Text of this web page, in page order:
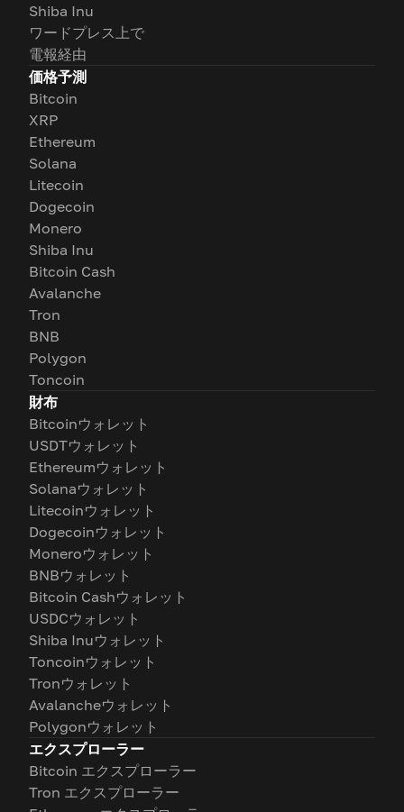
Shiba Inu
ワードプレス上で
電報経由
価格予測
Bitcoin
XRP
Ethereum
Solana
Litecoin
Dogecoin
Monero
Shiba Inu
Bitcoin Cash
Avalanche
Tron
BNB
Polygon
Toncoin
財布
Bitcoinウォレット
USDTウォレット
Ethereumウォレット
Solanaウォレット
Litecoinウォレット
Dogecoinウォレット
Moneroウォレット
BNBウォレット
Bitcoin Cashウォレット
USDCウォレット
Shiba Inuウォレット
Toncoinウォレット
Tronウォレット
Avalancheウォレット
Polygonウォレット
エクスプローラー
Bitcoin エクスプローラー
Tron エクスプローラー